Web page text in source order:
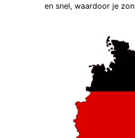
en snel, waardoor je